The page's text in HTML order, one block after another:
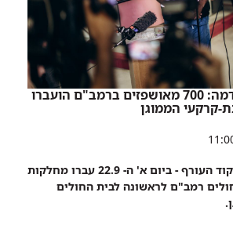
מסע אל בטן האדמה: 700 מאושפזים ברמב"ם הועברו
קרקעי הממוגן
בעקבות הנחיות פיקוד העורף - ביום א' ה- 22.9 עברו מחלקות
רמב"ם לראשונה לבית החולים